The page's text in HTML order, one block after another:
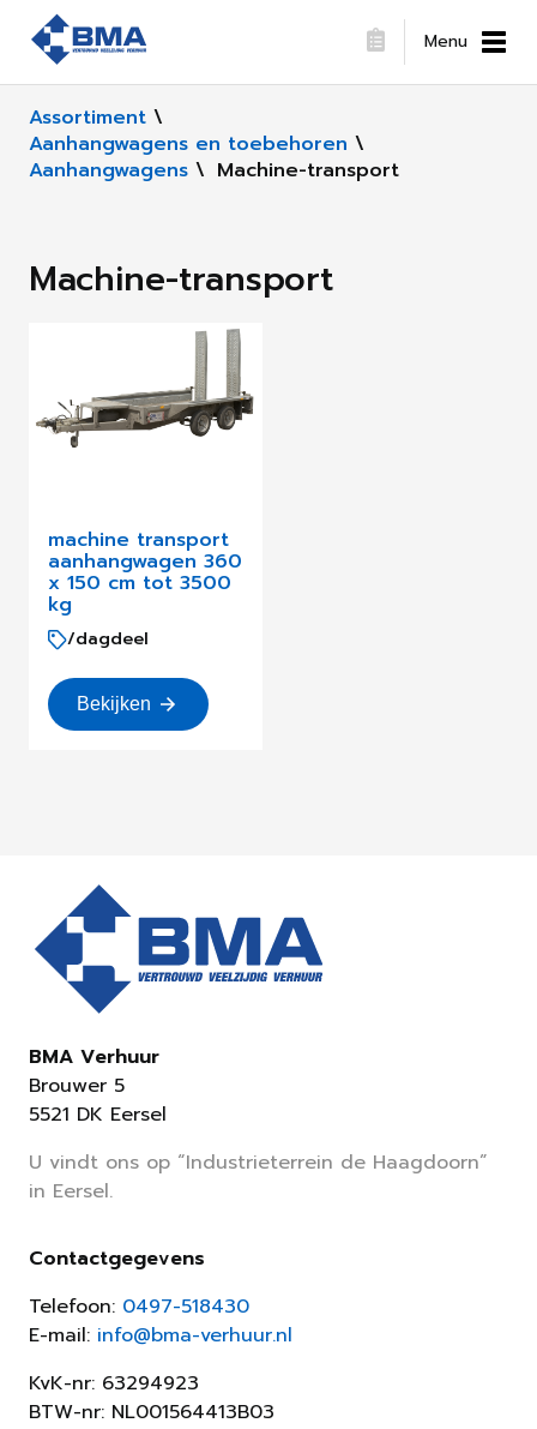
Menu
Assortiment \
Aanhangwagens en toebehoren \
Aanhangwagens \ Machine-transport
Machine-transport
machine transport
aanhangwagen 360
x 150 cm tot 3500
kg
/dagdeel
Bekijken
BMA Verhuur
Brouwer 5
5521 DK Eersel
U vindt ons op “Industrieterrein de Haagdoorn”
in Eersel.
Contactgegevens
Telefoon: 0497-518430
E-mail: info@bma-verhuur.nl
KvK-nr: 63294923
BTW-nr: NL001564413B03